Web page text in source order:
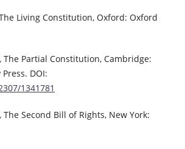
Living Constitution, Oxford: Oxford
The Partial Constitution, Cambridge:
DOI:
1341781
The Second Bill of Rights, New York: